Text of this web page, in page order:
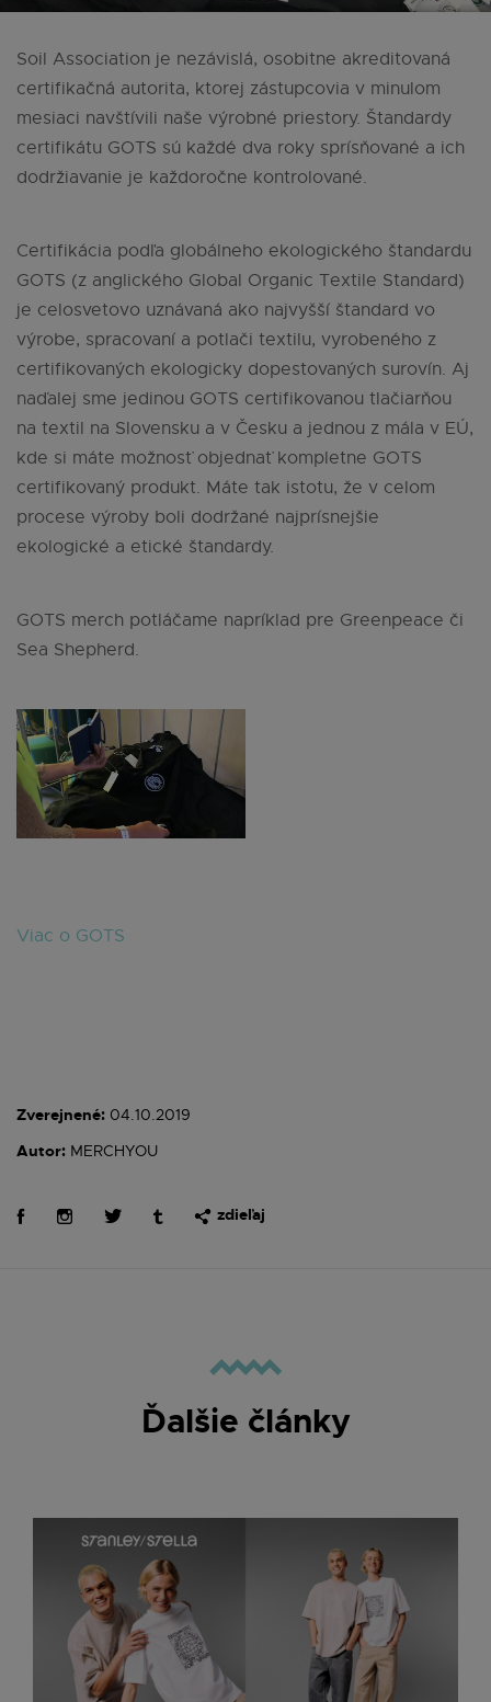
Soil Association je nezávislá, osobitne akreditovaná
certifikačná autorita, ktorej zástupcovia v minulom
mesiaci navštívili naše výrobné priestory. Štandardy
certifikátu GOTS sú každé dva roky sprísňované a ich
dodržiavanie je každoročne kontrolované.
Certifikácia podľa globálneho ekologického štandardu
GOTS (z anglického Global Organic Textile Standard)
je celosvetovo uznávaná ako najvyšší štandard vo
výrobe, spracovaní a potlači textilu, vyrobeného z
certifikovaných ekologicky dopestovaných surovín. Aj
naďalej sme jedinou GOTS certifikovanou tlačiarňou
na textil na Slovensku a v Česku a jednou z mála v EÚ,
kde si máte možnosť objednať kompletne GOTS
certifikovaný produkt. Máte tak istotu, že v celom
procese výroby boli dodržané najprísnejšie
ekologické a etické štandardy.
GOTS merch potláčame napríklad pre Greenpeace či
Sea Shepherd.
Viac o GOTS
Zverejnené: 04.10.2019
Autor: MERCHYOU
zdieľaj
Ďalšie články